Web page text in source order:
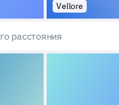
Vellore
расстояния